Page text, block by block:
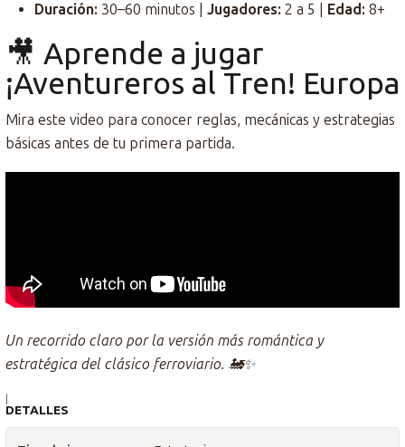
Duración: 30–60 minutos | Jugadores: 2 a 5 | Edad: 8+
🎥 Aprende a jugar
¡Aventureros al Tren! Europa
Mira este video para conocer reglas, mecánicas y estrategias
básicas antes de tu primera partida.
Un recorrido claro por la versión más romántica y
estratégica del clásico ferroviario. 🚂✨
|
DETALLES